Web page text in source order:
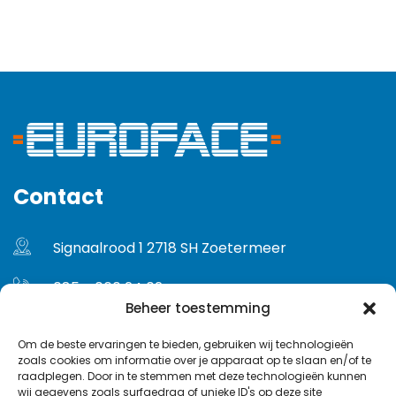
Beheer toestemming
Om de beste ervaringen te bieden, gebruiken wij technologieën
zoals cookies om informatie over je apparaat op te slaan en/of te
raadplegen. Door in te stemmen met deze technologieën kunnen
wij gegevens zoals surfgedrag of unieke ID's op deze site
Contact
Signaalrood 1 2718 SH Zoetermeer
085 - 060 24 02
Gebruikersvoorwaarden